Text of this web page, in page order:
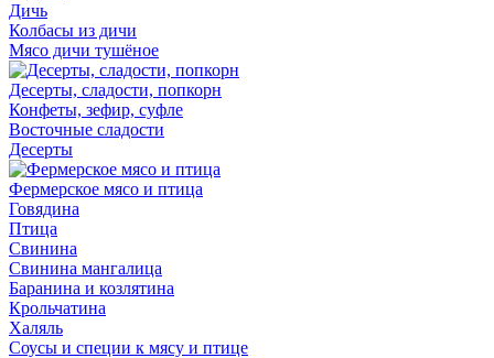
Дичь
Колбасы из дичи
Мясо дичи тушёное
Десерты, сладости, попкорн
Конфеты, зефир, суфле
Восточные сладости
Десерты
Фермерское мясо и птица
Говядина
Птица
Свинина
Свинина мангалица
Баранина и козлятина
Крольчатина
Халяль
Соусы и специи к мясу и птице